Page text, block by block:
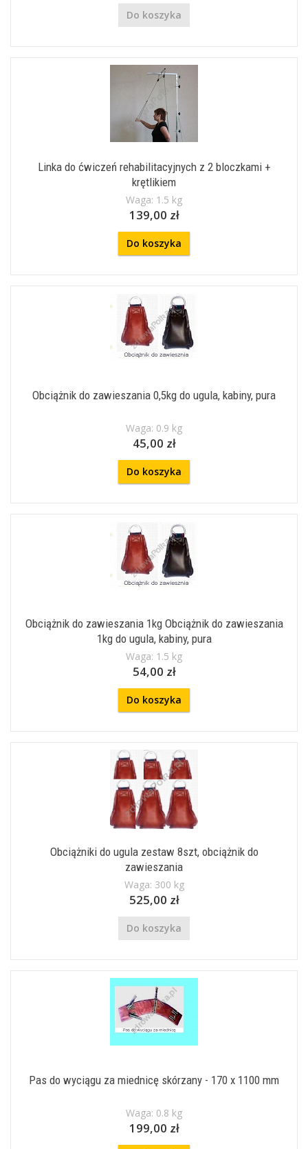
Do koszyka
Linka do ćwiczeń rehabilitacyjnych z 2 bloczkami +
krętlikiem
Waga: 1.5 kg
139,00 zł
Do koszyka
Obciążnik do zawieszania 0,5kg do ugula, kabiny, pura
Waga: 0.9 kg
45,00 zł
Do koszyka
Obciążnik do zawieszania 1kg Obciążnik do zawieszania
1kg do ugula, kabiny, pura
Waga: 1.5 kg
54,00 zł
Do koszyka
Obciążniki do ugula zestaw 8szt, obciążnik do
zawieszania
Waga: 300 kg
525,00 zł
Do koszyka
Pas do wyciągu za miednicę skórzany - 170 x 1100 mm
Waga: 0.8 kg
199,00 zł